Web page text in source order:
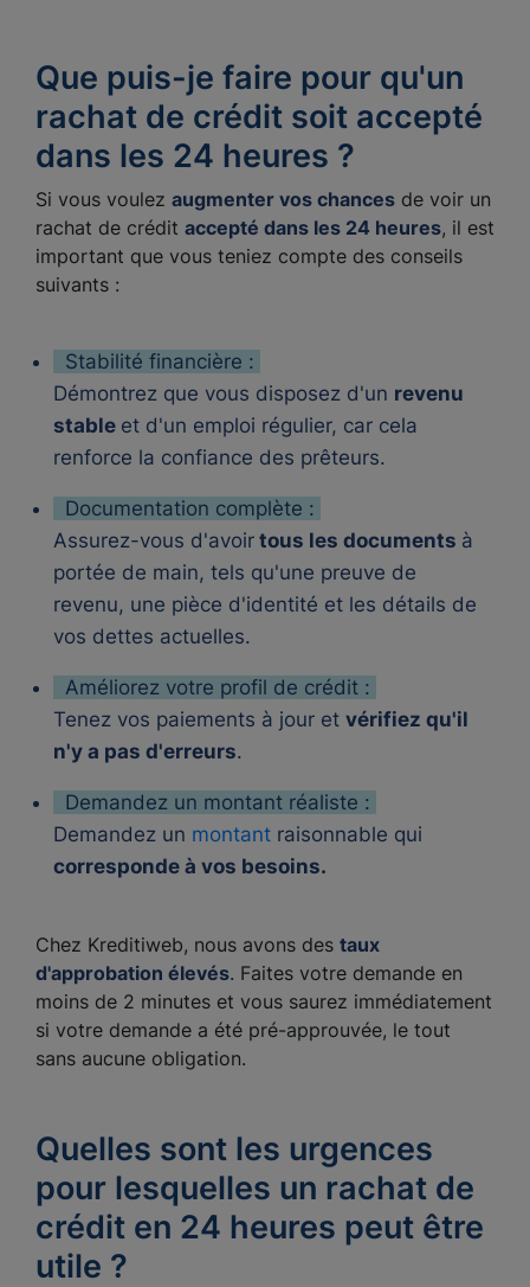
Que puis-je faire pour qu'un
rachat de crédit soit accepté
dans les 24 heures ?
Si vous voulez augmenter vos chances de voir un
rachat de crédit accepté dans les 24 heures, il est
important que vous teniez compte des conseils
suivants :
Stabilité financière :
Démontrez que vous disposez d'un revenu
stable et d'un emploi régulier, car cela
renforce la confiance des prêteurs.
Documentation complète :
Assurez-vous d'avoir tous les documents à
portée de main, tels qu'une preuve de
revenu, une pièce d'identité et les détails de
vos dettes actuelles.
Améliorez votre profil de crédit :
Tenez vos paiements à jour et vérifiez qu'il
n'y a pas d'erreurs.
Demandez un montant réaliste :
Demandez un montant raisonnable qui
corresponde à vos besoins.
Chez Kreditiweb, nous avons des taux
d'approbation élevés. Faites votre demande en
moins de 2 minutes et vous saurez immédiatement
si votre demande a été pré-approuvée, le tout
sans aucune obligation.
Quelles sont les urgences
pour lesquelles un rachat de
crédit en 24 heures peut être
utile ?